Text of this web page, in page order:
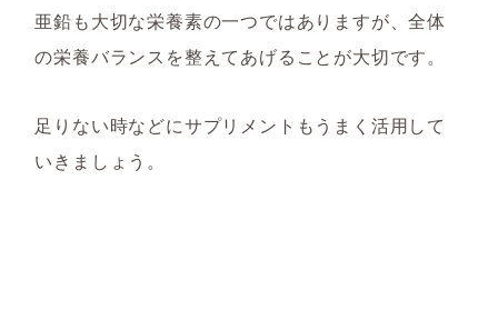
亜鉛も大切な栄養素の一つではありますが、全体
の栄養バランスを整えてあげることが大切です。
足りない時などにサプリメントもうまく活用して
いきましょう。